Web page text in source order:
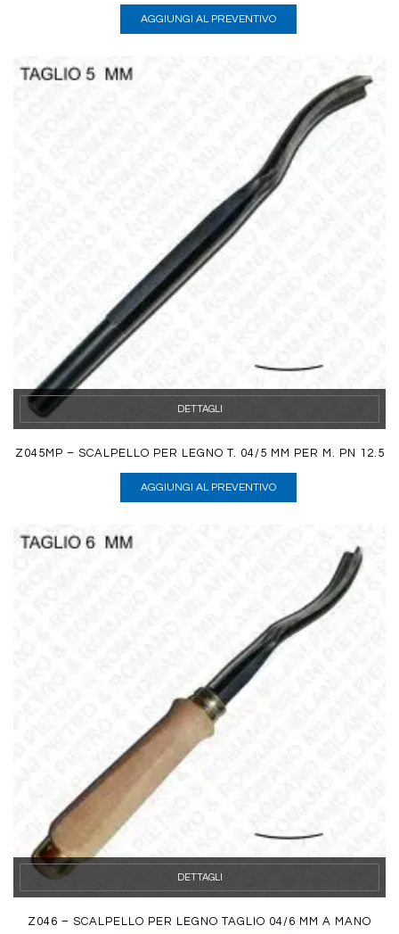
AGGIUNGI AL PREVENTIVO
DETTAGLI
Z045MP – SCALPELLO PER LEGNO T. 04/5 MM PER M. PN 12.5
AGGIUNGI AL PREVENTIVO
DETTAGLI
Z046 – SCALPELLO PER LEGNO TAGLIO 04/6 MM A MANO